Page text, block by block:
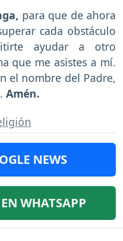
para que de ahora
cada obstáculo
ayudar a otro
que me asistes a mí.
el nombre del Padre,
Amén.
NEWS
WHATSAPP